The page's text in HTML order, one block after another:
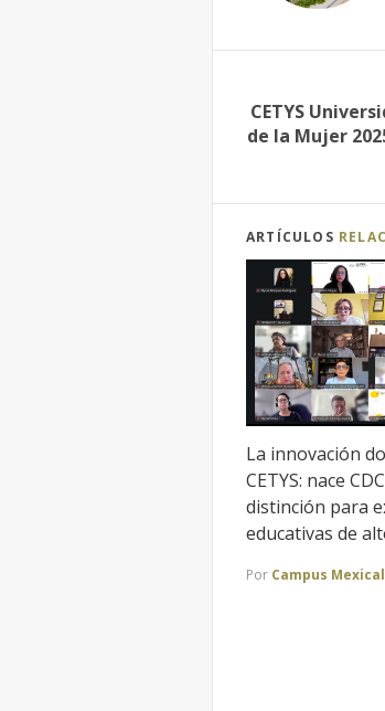
CETYS
de la Mujer
ARTÍCULOS
La innovación
CETYS: nace
distinción para
educativas de
Por Campus